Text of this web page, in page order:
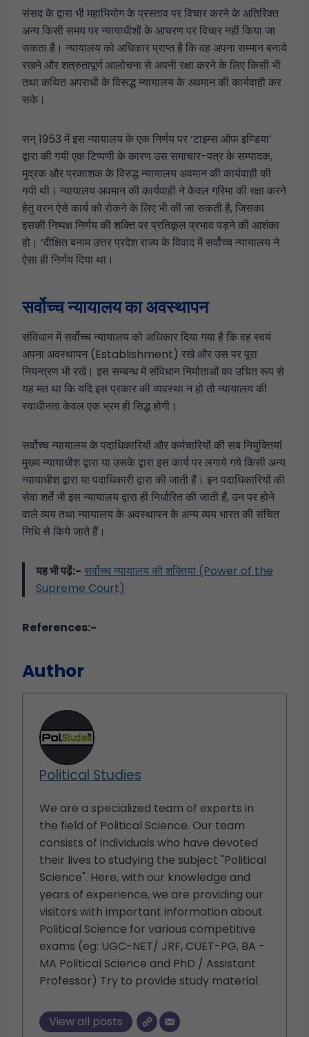
संसद के द्वारा भी महाभियोग के प्रस्ताव पर विचार करने के अतिरिक्त
अन्य किसी समय पर न्यायाधीशों के आचरण पर विचार नहीं किया जा
सकता है। न्यायालय को अधिकार प्राप्त है कि वह अपना सम्मान बनाये
रखने और शत्रुतापूर्ण आलोचना से अपनी रक्षा करने के लिए किसी भी
तथा कथित अपराधी के विरूद्ध न्यायालय के अवमान की कार्यवाही कर
सके।
सन् 1953 में इस न्यायालय के एक निर्णय पर ‘टाइम्स ऑफ इण्डिया’
द्वारा की गयी एक टिप्पणी के कारण उस समाचार-पत्र के सम्पादक,
मुद्रक और प्रकाशक के विरुद्ध न्यायालय अवमान की कार्यवाही की
गयी थी। न्यायालय अवमान की कार्यवाही ने केवल गरिमा की रक्षा करने
हेतु वरन ऐसे कार्य को रोकने के लिए भी की जा सकती है, जिसका
इसकी निष्पक्ष निर्णय की शक्ति पर प्रतिकूल प्रभाव पड़ने की आशंका
हो। ‘दीक्षित बनाम उत्तर प्रदेश राज्य के विवाद में सर्वोच्च न्यायालय ने
ऐसा ही निर्णय दिया था।
सर्वोच्च न्यायालय का अवस्थापन
संविधान में सर्वोच्च न्यायालय को अधिकार दिया गया है कि वह स्वयं
अपना अवस्थापन (Establishment) रखे और उस पर पूरा
नियन्त्रण भी रखें। इस सम्बन्ध में संविधान निर्माताओं का उचित रूप से
यह मत था कि यदि इस प्रकार की व्यवस्था न हो तो न्यायालय की
स्वाधीनता केवल एक भ्रम ही सिद्ध होगी।
सर्वोच्च न्यायालय के पदाधिकारियों और कर्मचारियों की सब नियुक्तियां
मुख्य न्यायाधीश द्वारा या उसके द्वारा इस कार्य पर लगाये गये किसी अन्य
न्यायाधीश द्वारा या पदाधिकारी द्वारा की जाती हैं। इन पदाधिकारियों की
सेवा शर्ते भी इस न्यायालय द्वारा ही निर्धारित की जाती हैं, उन पर होने
वाले व्यय तथा न्यायालय के अवस्थापन के अन्य व्यय भारत की संचित
निधि से किये जाते हैं।
यह भी पढ़ें:- सर्वोच्च न्यायालय की शक्तियां (Power of the
Supreme Court)
References:-
Author
Political Studies
We are a specialized team of experts in
the field of Political Science. Our team
consists of individuals who have devoted
their lives to studying the subject "Political
Science". Here, with our knowledge and
years of experience, we are providing our
visitors with important information about
Political Science for various competitive
exams (eg: UGC-NET/ JRF, CUET-PG, BA -
MA Political Science and PhD / Assistant
Professor) Try to provide study material.
View all posts